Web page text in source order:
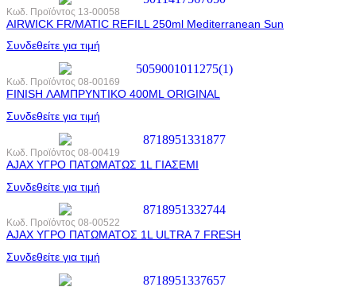
Κωδ. Προϊόντος 13-00058
AIRWICK FR/MATIC REFILL 250ml Mediterranean Sun
Συνδεθείτε για τιμή
Κωδ. Προϊόντος 08-00169
FINISH ΛΑΜΠΡΥΝΤΙΚΟ 400ML ORIGINAL
Συνδεθείτε για τιμή
Κωδ. Προϊόντος 08-00419
AJAX ΥΓΡΟ ΠΑΤΩΜΑΤΩΣ 1L ΓΙΑΣΕΜΙ
Συνδεθείτε για τιμή
Κωδ. Προϊόντος 08-00522
AJAX ΥΓΡΟ ΠΑΤΩΜΑΤΟΣ 1L ULTRA 7 FRESH
Συνδεθείτε για τιμή